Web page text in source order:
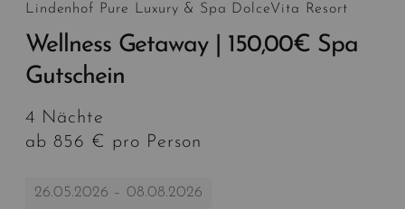
Lindenhof Pure Luxury & Spa DolceVita Resort
Wellness Getaway | 150,00€ Spa
Gutschein
4 Nächte
ab 856 € pro Person
26.05.2026 – 08.08.2026